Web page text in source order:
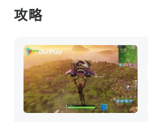
explore countless
Creative hub to check
every day.
BUILD & DESTROY -
building your own
wall? Take out their
攻略